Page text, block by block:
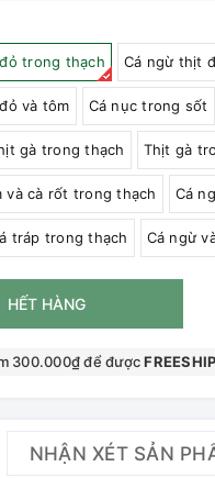
trong thạch Cá ngừ thịt
và tôm Cá nục trong sốt
gà trong thạch Thịt gà
và cà rốt trong thạch Cá
tráp trong thạch Cá ngừ
HẾT HÀNG
300.000₫ để được
NHẬN XÉT SẢN